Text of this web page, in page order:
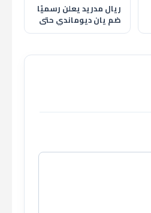
ريال مدريد يعلن رسميًا
ضم يان ديوماندي حتى
2033 في أغلى صفقة